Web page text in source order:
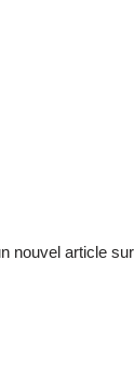
nouvel article